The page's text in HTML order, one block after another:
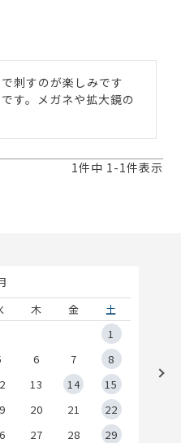
刺すのが楽しみです
す。メガネや拡大鏡の
1件中 1-1件表示
木 金
土
1
6 7
8
13 14
15
20 21
22
27 28
29